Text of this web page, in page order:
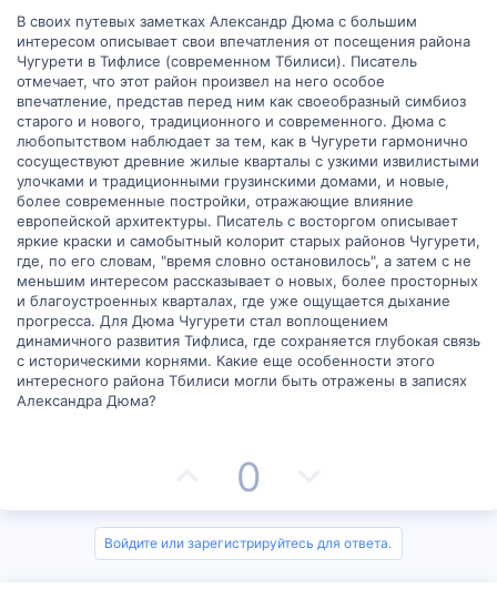
и
в
н
ы
й
г
о
л
о
с
и
в
н
ы
й
г
о
л
о
с
В своих путевых заметках Александр Дюма с большим
интересом описывает свои впечатления от посещения района
Чугурети в Тифлисе (современном Тбилиси). Писатель
отмечает, что этот район произвел на него особое
впечатление, представ перед ним как своеобразный симбиоз
старого и нового, традиционного и современного. Дюма с
любопытством наблюдает за тем, как в Чугурети гармонично
сосуществуют древние жилые кварталы с узкими извилистыми
улочками и традиционными грузинскими домами, и новые,
более современные постройки, отражающие влияние
европейской архитектуры. Писатель с восторгом описывает
яркие краски и самобытный колорит старых районов Чугурети,
где, по его словам, "время словно остановилось", а затем с не
меньшим интересом рассказывает о новых, более просторных
и благоустроенных кварталах, где уже ощущается дыхание
прогресса. Для Дюма Чугурети стал воплощением
динамичного развития Тифлиса, где сохраняется глубокая связь
с историческими корнями. Какие еще особенности этого
интересного района Тбилиси могли быть отражены в записях
Александра Дюма?
о
з
0
е
г
Войдите или зарегистрируйтесь для ответа.